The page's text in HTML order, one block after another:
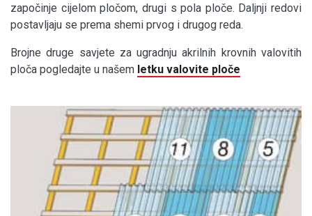
započinje cijelom pločom, drugi s pola ploče. Daljnji redovi
postavljaju se prema shemi prvog i drugog reda.
Brojne druge savjete za ugradnju akrilnih krovnih valovitih
ploča pogledajte u našem letku valovite ploče